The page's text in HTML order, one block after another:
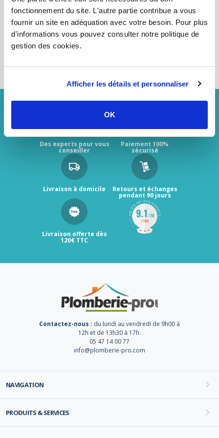
fonctionnement du site. L'autre partie contribue a vous
fournir un site en adéquation avec votre besoin. Pour plus
d'informations vous pouvez consulter notre politique de
gestion des cookies.
Afficher les détails et personnaliser
OK
Des experts pour vous
conseiller
Paiement 100%
sécurisé
Livraison à domicile Retours et échanges
pendant 90 jours
Livraison offerte dès
120€ TTC
Contactez-nous : du lundi au vendredi de 9h00 à
12h et de 13h30 à 17h.
05 47 14 00 77
info@plomberie-pro.com
NAVIGATION
PRODUITS & SERVICES